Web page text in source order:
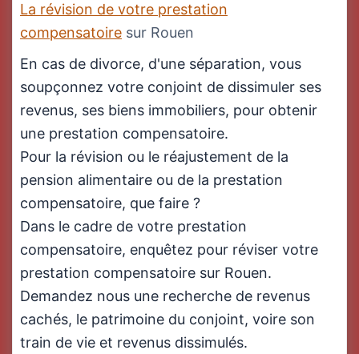
La révision de votre prestation
compensatoire sur Rouen
En cas de divorce, d'une séparation, vous
soupçonnez votre conjoint de dissimuler ses
revenus, ses biens immobiliers, pour obtenir
une prestation compensatoire.
Pour la révision ou le réajustement de la
pension alimentaire ou de la prestation
compensatoire, que faire ?
Dans le cadre de votre prestation
compensatoire, enquêtez pour réviser votre
prestation compensatoire sur Rouen.
Demandez nous une recherche de revenus
cachés, le patrimoine du conjoint, voire son
train de vie et revenus dissimulés.